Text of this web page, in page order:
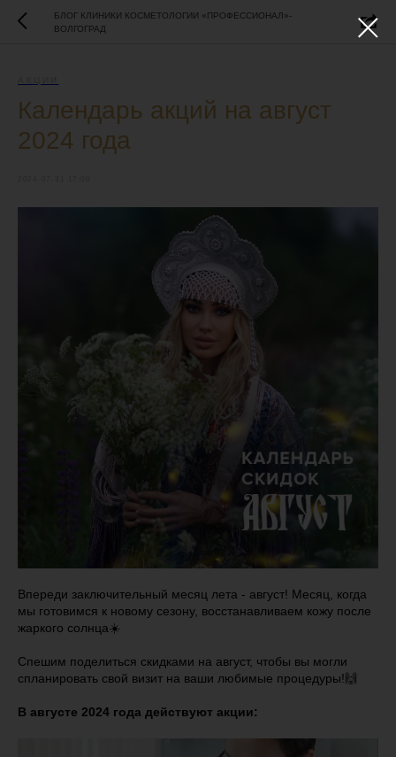
БЛОГ КЛИНИКИ КОСМЕТОЛОГИИ «ПРОФЕССИОНАЛ»-
ВОЛГОГРАД
Календарь акций на август
2024 года
Впереди заключительный месяц лета - август! Месяц, когда
мы готовимся к новому сезону, восстанавливаем кожу после
жаркого солнца☀️
Спешим поделиться скидками на август, чтобы вы могли
спланировать свой визит на ваши любимые процедуры!🙌
В августе 2024 года действуют акции: